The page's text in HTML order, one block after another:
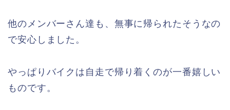
他のメンバーさん達も、無事に帰られたそうなの
で安心しました。
やっぱりバイクは自走で帰り着くのが一番嬉しい
ものです。